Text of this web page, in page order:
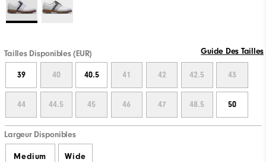
Tailles Disponibles (EUR) Guide Des Tailles
39 40 40.5 41 42 42.5 43
44 44.5 45 46 47 48.5 50
Largeur Disponibles
Medium Wide